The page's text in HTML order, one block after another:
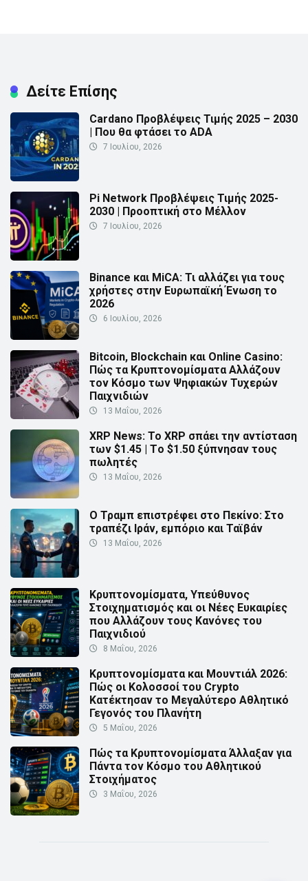
Δείτε Επίσης
Cardano Προβλέψεις Τιμής 2025 – 2030
| Που θα φτάσει το ADA
7 Ιουλίου, 2026
Pi Network Προβλέψεις Τιμής 2025-
2030 | Προοπτική στο Μέλλον
7 Ιουλίου, 2026
Binance και MiCA: Τι αλλάζει για τους
χρήστες στην Ευρωπαϊκή Ένωση το
2026
6 Ιουλίου, 2026
Bitcoin, Blockchain και Online Casino:
Πώς τα Κρυπτονομίσματα Αλλάζουν
τον Κόσμο των Ψηφιακών Τυχερών
Παιχνιδιών
13 Μαΐου, 2026
XRP News: Το XRP σπάει την αντίσταση
των $1.45 | Τo $1.50 ξύπνησαν τους
πωλητές
13 Μαΐου, 2026
Ο Τραμπ επιστρέφει στο Πεκίνο: Στο
τραπέζι Ιράν, εμπόριο και Ταϊβάν
13 Μαΐου, 2026
Κρυπτονομίσματα, Υπεύθυνος
Στοιχηματισμός και οι Νέες Ευκαιρίες
που Αλλάζουν τους Κανόνες του
Παιχνιδιού
8 Μαΐου, 2026
Κρυπτονομίσματα και Μουντιάλ 2026:
Πώς οι Κολοσσοί του Crypto
Κατέκτησαν το Μεγαλύτερο Αθλητικό
Γεγονός του Πλανήτη
5 Μαΐου, 2026
Πώς τα Κρυπτονομίσματα Άλλαξαν για
Πάντα τον Κόσμο του Αθλητικού
Στοιχήματος
3 Μαΐου, 2026